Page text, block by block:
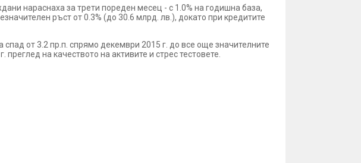
нараснаха за трети пореден месец - с 1.0% на годишна база,
ръст от 0.3% (до 30.6 млрд. лв.), докато при кредитите
от 3.2 пр.п. спрямо декември 2015 г. до все още значителните
на качеството на активите и стрес тестовете.